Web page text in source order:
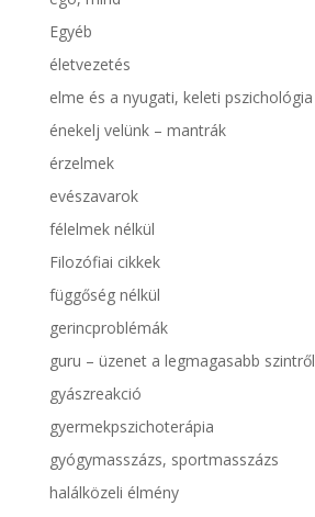
Egyéb
életvezetés
elme és a nyugati, keleti pszichológia
énekelj velünk – mantrák
érzelmek
evészavarok
félelmek nélkül
Filozófiai cikkek
függőség nélkül
gerincproblémák
guru – üzenet a legmagasabb szintről
gyászreakció
gyermekpszichoterápia
gyógymasszázs, sportmasszázs
halálközeli élmény